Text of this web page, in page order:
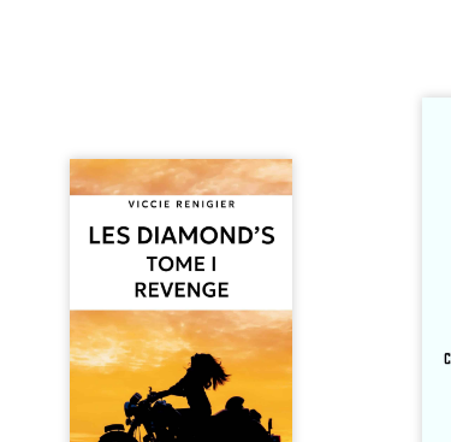
Revenge est à la tête des
Diamond’s, un clan de motards
aussi réputé et respecté que
redouté dans tout le pays. Rien
ne la prédestinait à cette vie,
mais les épreuves ont forgé
une femme dure, inaccessible
et résolue à ne jamais dévoiler
ses faiblesses, jusqu’à ce que
le mystérieux Juan croise sa
route. Chef d’une famille de
Nomads, Juan porte lui aussi le
poids ...
si
cet